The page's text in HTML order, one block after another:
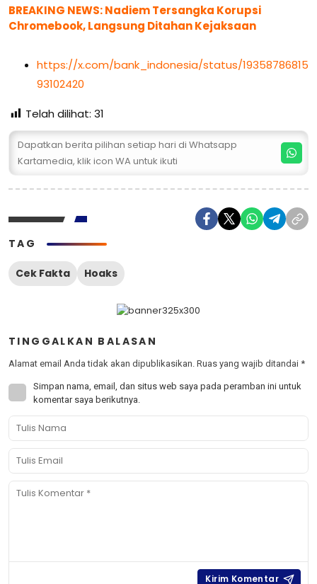
BREAKING NEWS: Nadiem Tersangka Korupsi
Chromebook, Langsung Ditahan Kejaksaan
https://x.com/bank_indonesia/status/19358786815
93102420
Telah dilihat: 31
Dapatkan berita pilihan setiap hari di Whatsapp
Kartamedia, klik icon WA untuk ikuti
TAG
Cek Fakta Hoaks
TINGGALKAN BALASAN
Alamat email Anda tidak akan dipublikasikan. Ruas yang wajib ditandai *
Simpan nama, email, dan situs web saya pada peramban ini untuk
komentar saya berikutnya.